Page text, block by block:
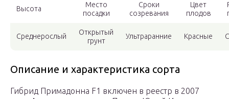
Высота
Место
посадки
Сроки
созревания
Цвет
плодов
Среднерослый
Открытый
грунт
Ультраранние Красные
Описание и характеристика сорта
Гибрид Примадонна F1 включен в реестр в 2007